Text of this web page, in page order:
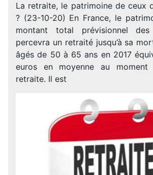
La retraite, le patrimoine de ceux
? (23-10-20) En France, le
montant total prévisionnel
percevra un retraité jusqu’à sa
âgés de 50 à 65 ans en 2017
euros en moyenne au
retraite. Il est